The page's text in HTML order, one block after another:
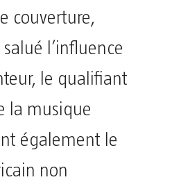
couverture,
l’influence
le qualifiant
la musique
également le
non